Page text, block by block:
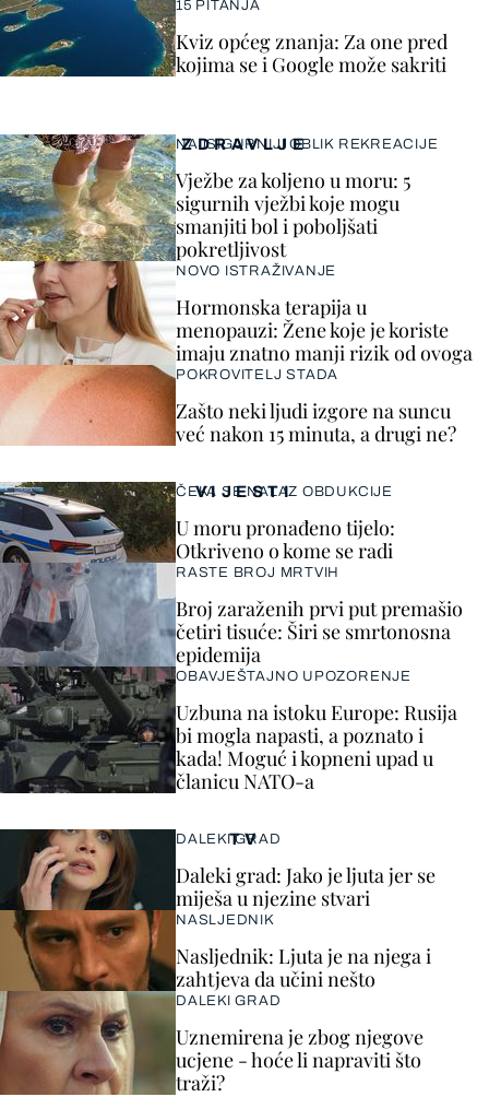
VIJESTI
ČEKA SE NALAZ OBDUKCIJE
U moru pronađeno tijelo:
Otkriveno o kome se radi
RASTE BROJ MRTVIH
Broj zaraženih prvi put premašio
četiri tisuće: Širi se smrtonosna
epidemija
OBAVJEŠTAJNO UPOZORENJE
Uzbuna na istoku Europe: Rusija
bi mogla napasti, a poznato i
kada! Moguć i kopneni upad u
članicu NATO-a
ZDRAVLJE
NAJSIGURNIJI OBLIK REKREACIJE
Vježbe za koljeno u moru: 5
sigurnih vježbi koje mogu
smanjiti bol i poboljšati
pokretljivost
NOVO ISTRAŽIVANJE
Hormonska terapija u
menopauzi: Žene koje je koriste
imaju znatno manji rizik od ovoga
POKROVITELJ STADA
Zašto neki ljudi izgore na suncu
već nakon 15 minuta, a drugi ne?
TV
DALEKI GRAD
Daleki grad: Jako je ljuta jer se
miješa u njezine stvari
NASLJEDNIK
Nasljednik: Ljuta je na njega i
zahtjeva da učini nešto
DALEKI GRAD
Uznemirena je zbog njegove
ucjene - hoće li napraviti što
traži?
15 PITANJA
Kviz općeg znanja: Za one pred
kojima se i Google može sakriti